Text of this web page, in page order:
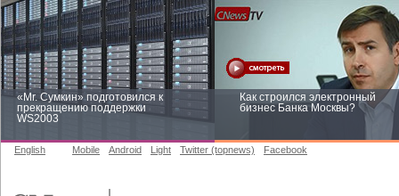
«Mr. Сумкин» подготовился к
прекращению поддержки
WS2003
Как строился электронный
бизнес Банка Москвы?
English Mobile Android Light Twitter (topnews) Facebook